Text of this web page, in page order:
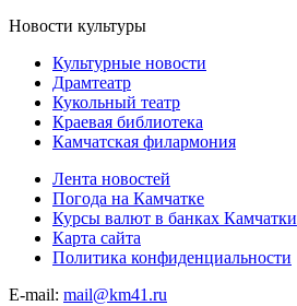
Новости культуры
Культурные новости
Драмтеатр
Кукольный театр
Краевая библиотека
Камчатская филармония
Лента новостей
Погода на Камчатке
Курсы валют в банках Камчатки
Карта сайта
Политика конфиденциальности
E-mail: mail@km41.ru